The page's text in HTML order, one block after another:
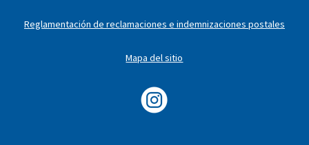
Reglamentación de reclamaciones e indemnizaciones postales
Mapa del sitio